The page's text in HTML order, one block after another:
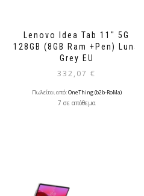
Lenovo Idea Tab 11″ 5G
128GB (8GB Ram +Pen) Luna
Grey EU
332,07 €
Πωλείται από:OneThing (b2b-RoMa)
7 σε απόθεμα